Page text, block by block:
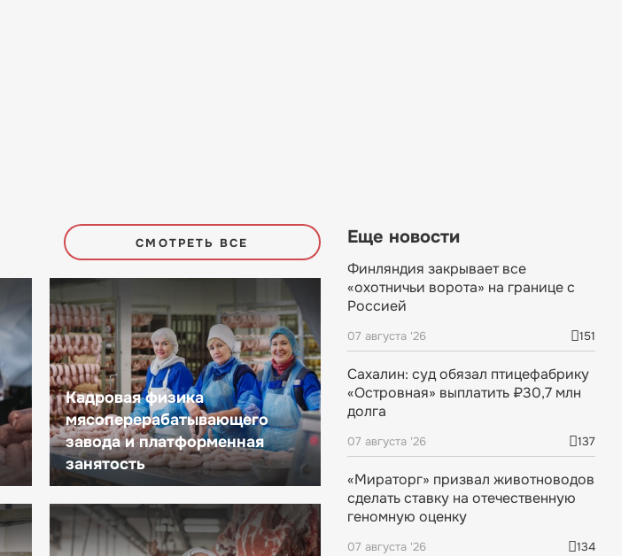
СМОТРЕТЬ ВСЕ
Кадровая физика
мясоперерабатывающего
завода и платформенная
занятость
Еще новости
Финляндия закрывает все
«охотничьи ворота» на границе с
Россией
07 августа '26 151
Сахалин: суд обязал птицефабрику
«Островная» выплатить ₽30,7 млн
долга
07 августа '26 137
«Мираторг» призвал животноводов
сделать ставку на отечественную
геномную оценку
07 августа '26 134